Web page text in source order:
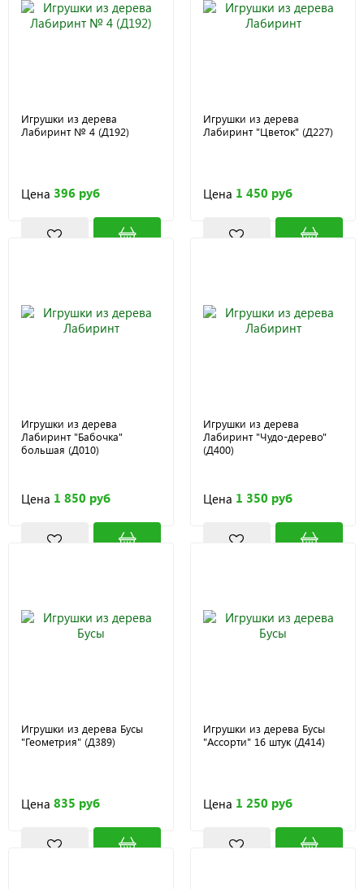
Игрушки из дерева
Лабиринт № 4 (Д192)
Цена 396 руб
Игрушки из дерева
Лабиринт "Цветок" (Д227)
Цена 1 450 руб
Игрушки из дерева
Лабиринт "Бабочка"
большая (Д010)
Цена 1 850 руб
Игрушки из дерева
Лабиринт "Чудо-дерево"
(Д400)
Цена 1 350 руб
Игрушки из дерева Бусы
"Геометрия" (Д389)
Цена 835 руб
Игрушки из дерева Бусы
"Ассорти" 16 штук (Д414)
Цена 1 250 руб